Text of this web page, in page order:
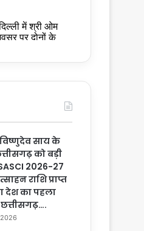
साय के
को बड़ी
2026-27
राशि प्राप्त
देश का पहला